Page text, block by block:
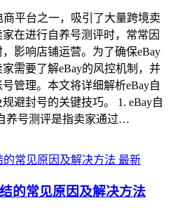
商平台之一，吸引了大量跨境卖
在进行自养号测评时，常常因
影响店铺运营。为了确保eBay
需要了解eBay的风控机制，并
管理。本文将详细解析eBay自
避封号的关键技巧。 1. eBay自
养号测评是指卖家通过…
最新
的常见原因及解决方法